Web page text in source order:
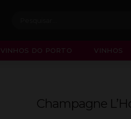
VINHOS DO PORTO VINHOS
Champagne